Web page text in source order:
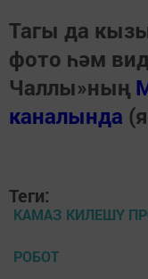
Тагы да
фото һәм
Чаллы»ның
каналында
Теги:
КАМАЗ КИЛЕШҮ
РОБОТ